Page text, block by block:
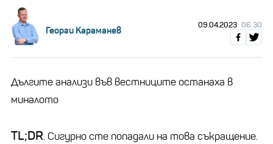
Георги Караманев 09.04.2023 06:30
Дългите анализи във вестниците останаха в
миналото
TL;DR. Сигурно сте попадали на това съкращение.